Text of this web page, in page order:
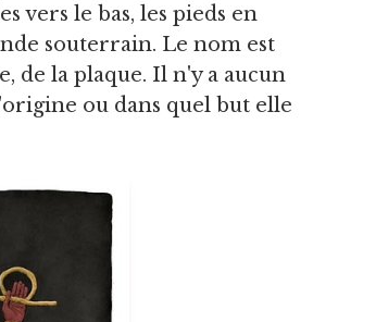
vers le bas, les pieds en
souterrain. Le nom est
de la plaque. Il n'y a aucun
ou dans quel but elle